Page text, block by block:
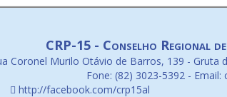
CRP-15 - Conselho Regional
Coronel Murilo Otávio de Barros, 139 - Gruta
Fone: (82) 3023-5392 - Email:
http://facebook.com/crp15al